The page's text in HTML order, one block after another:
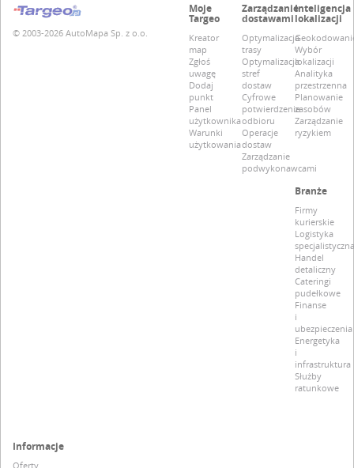
© 2003-2026 AutoMapa Sp. z o.o.
Moje
Targeo
Kreator
map
Zgłoś
uwagę
Dodaj
punkt
Panel
użytkownika
Warunki
użytkowania
Zarządzanie
dostawami
Optymalizacja
trasy
Optymalizacja
stref
dostaw
Cyfrowe
potwierdzenie
odbioru
Operacje
dostaw
Zarządzanie
podwykonawcami
Inteligencja
lokalizacji
Wybór
lokalizacji
Analityka
przestrzenna
Planowanie
zasobów
Zarządzanie
ryzykiem
Branże
Firmy
kurierskie
Logistyka
specjalistyczna
Handel
detaliczny
Cateringi
pudełkowe
Finanse
i
ubezpieczenia
Energetyka
i
infrastruktura
Służby
ratunkowe
Informacje
Oferty